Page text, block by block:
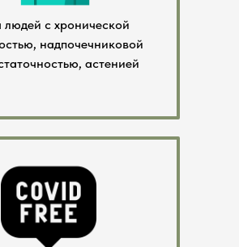
людей с хронической
надпочечниковой
астенией